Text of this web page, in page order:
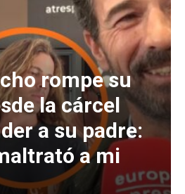
rompe su
la cárcel
a su padre:
a mi